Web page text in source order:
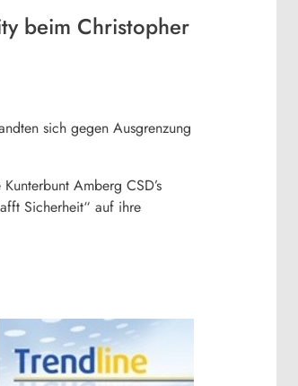
beim Christopher
sich gegen Ausgrenzung
Amberg CSD’s
Sicherheit“ auf ihre